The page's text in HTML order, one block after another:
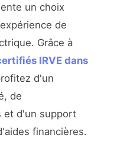
un choix
de
Grâce à
IRVE dans
d'un
de
et d'un support
financières.